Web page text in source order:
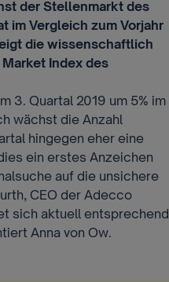
der Stellenmarkt des
im Vergleich zum Vorjahr
die wissenschaftlich
Index des
3. Quartal 2019 um 5% im
wächst die Anzahl
hingegen eher eine
ein erstes Anzeichen
auf die unsichere
CEO der Adecco
sich aktuell entsprechend
Anna von Ow.